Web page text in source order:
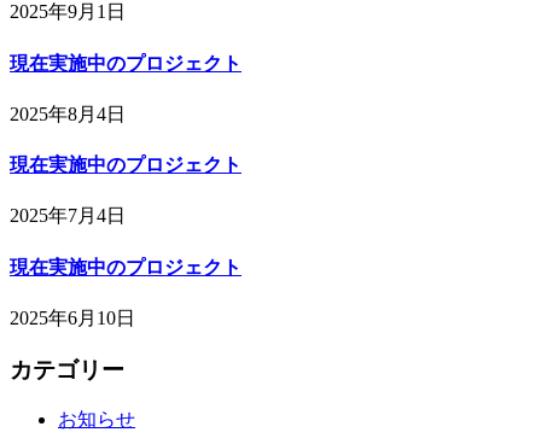
2025年9月1日
現在実施中のプロジェクト
2025年8月4日
現在実施中のプロジェクト
2025年7月4日
現在実施中のプロジェクト
2025年6月10日
カテゴリー
お知らせ